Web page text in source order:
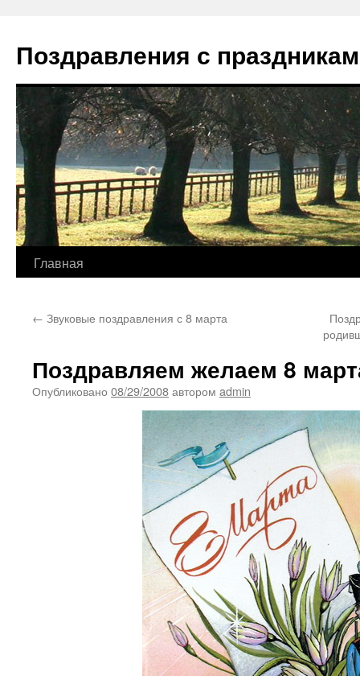
содержимому
Поздравления с
Главная
← Звуковые поздравления с 8 марта
Поздравляем желаем 8
Опубликовано 08/29/2008автором admin